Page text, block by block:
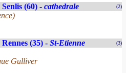
Senlis (60) - cathedrale (2)
Rennes (35) - St-Etienne (3)
Gulliver